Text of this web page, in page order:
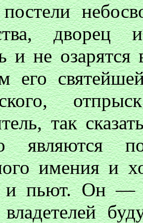
дворец
и не
его
так
являются
имения и
и пьют. Он —